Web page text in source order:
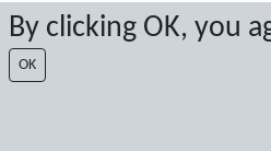
By clicking OK, you
OK
© 2026 Sport Event